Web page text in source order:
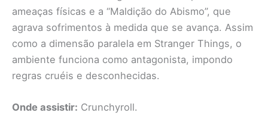
ameaças físicas e a “Maldição do Abismo”, que
agrava sofrimentos à medida que se avança. Assim
como a dimensão paralela em Stranger Things, o
ambiente funciona como antagonista, impondo
regras cruéis e desconhecidas.
Onde assistir: Crunchyroll.